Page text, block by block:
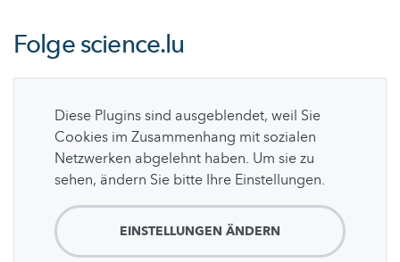
Folgescience.lu
Diese Plugins sind ausgeblendet, weil Sie
Cookies im Zusammenhang mit sozialen
Netzwerken abgelehnt haben. Um sie zu
sehen, ändern Sie bitte Ihre Einstellungen.
EINSTELLUNGEN ÄNDERN